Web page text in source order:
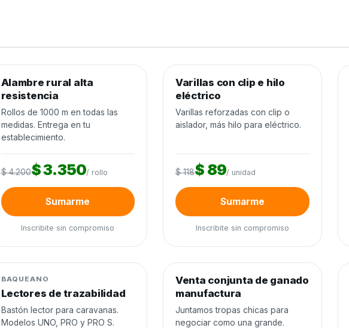
Alambrados y cercos
Alambre rural alta
resistencia
Rollos de 1000 m en todas las
medidas. Entrega en tu
establecimiento.
$ 4.200$ 3.350/ rollo
Sumarme
Inscribite sin compromiso
Alambrados y cercos
Varillas con clip e hilo
eléctrico
Varillas reforzadas con clip o
aislador, más hilo para eléctrico.
$ 118$ 89/ unidad
Sumarme
Inscribite sin compromiso
Manejo de ganado
BAQUEANO
Lectores de trazabilidad
Bastón lector para caravanas.
Modelos UNO, PRO y PRO S.
Venta conjunta
Venta conjunta de ganado
manufactura
Juntamos tropas chicas para
negociar como una grande.